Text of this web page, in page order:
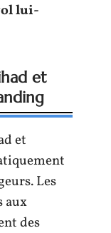
lui-
et
et
Les
aux
des